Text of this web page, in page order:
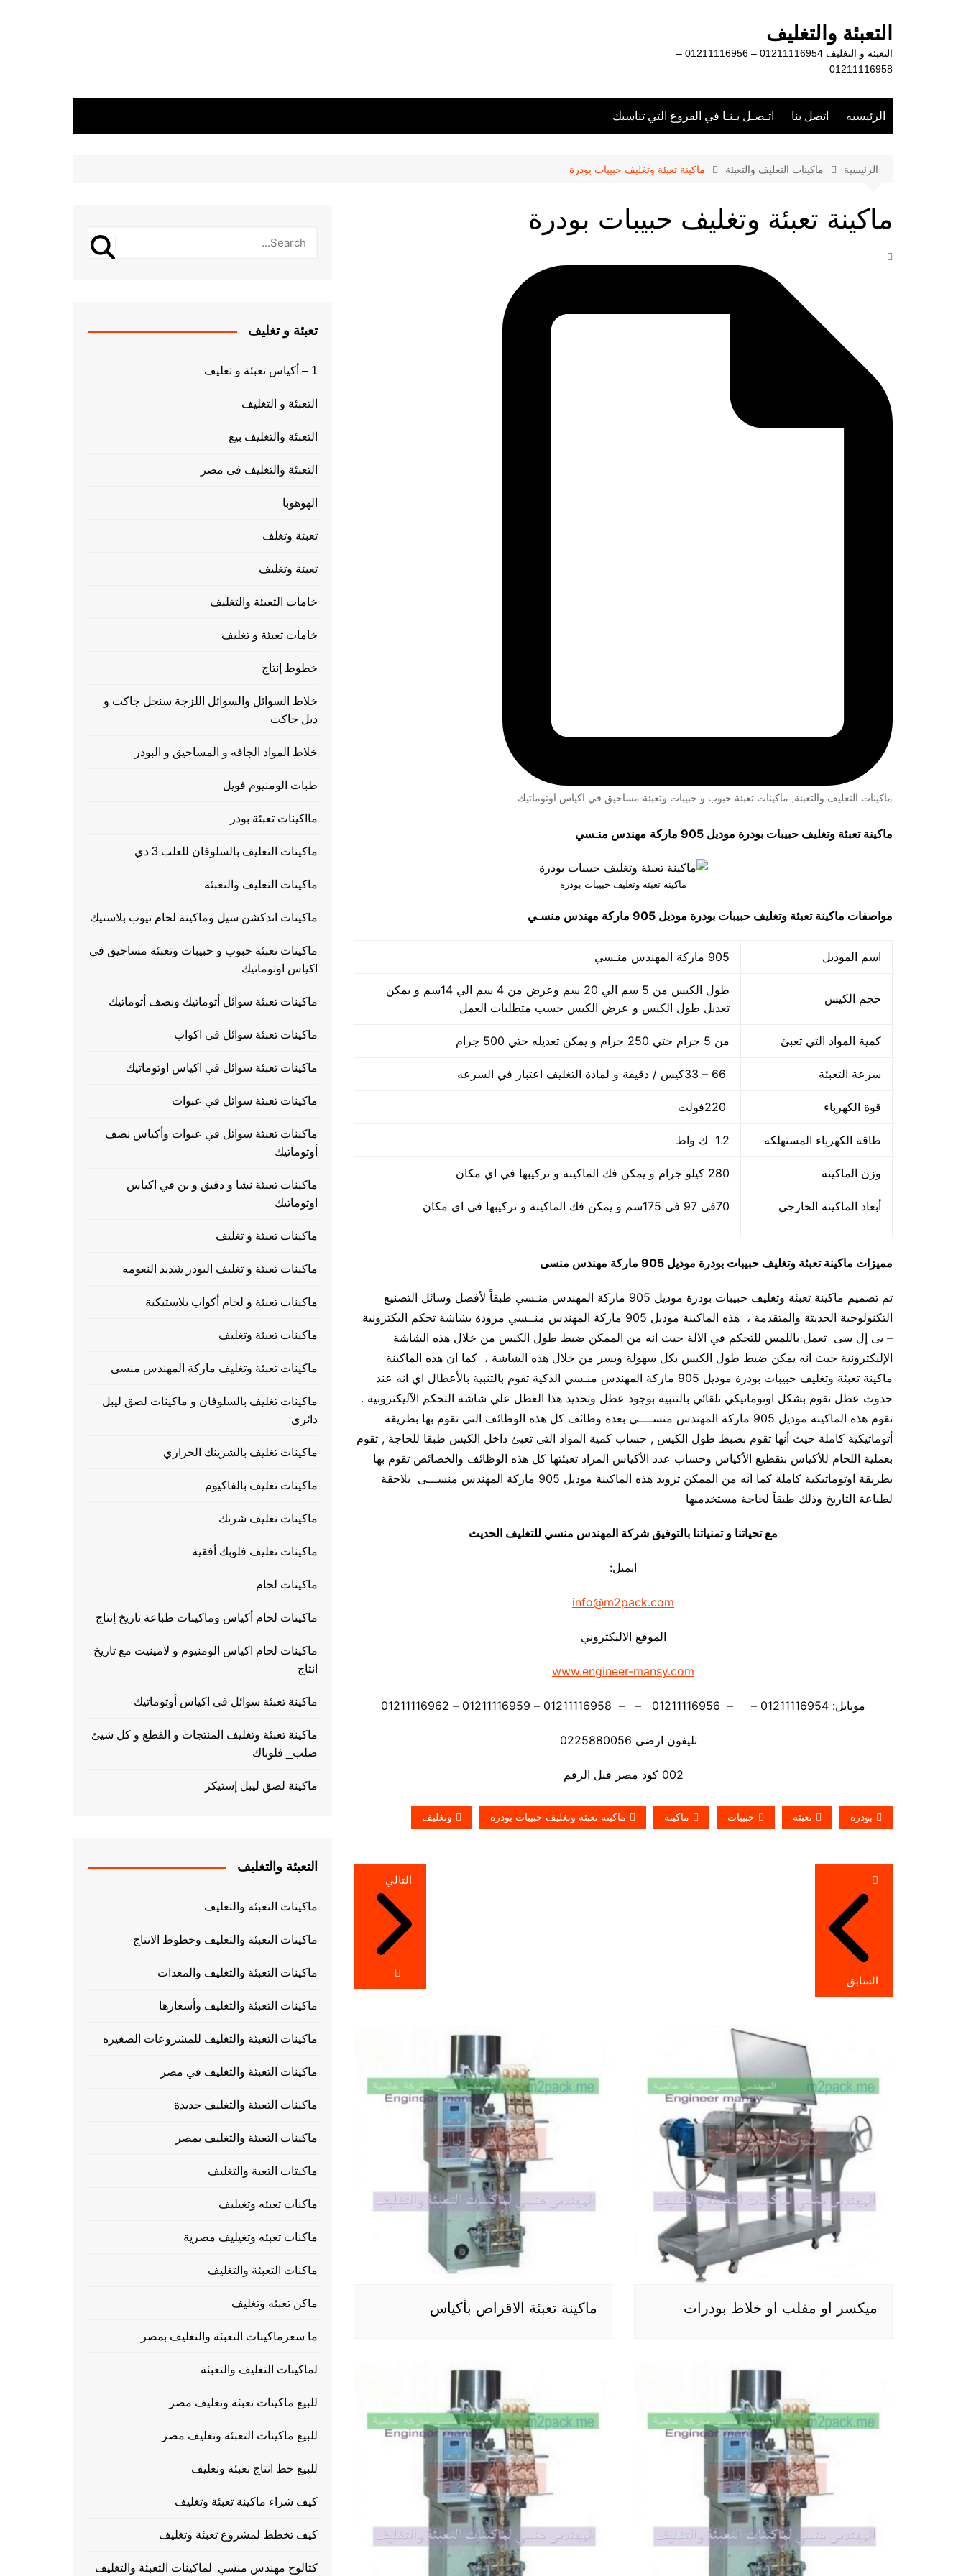
التعبئة والتغليف
التعبئة و التغليف 01211116954 – 01211116956 –
01211116958
الرئيسيه اتصل بنا اتـصـل بـنـا في الفروع التي تناسبك
الرئيسية ماكينات التغليف والتعبئة ماكينة تعبئة وتغليف حبيبات بودرة
ماكينة تعبئة وتغليف حبيبات بودرة
ماكينات التغليف والتعبئة ماكينات تعبئة حبوب و حبيبات وتعبئة مساحيق في اكياس اوتوماتيك
ماكينة تعبئة وتغليف حبيبات بودرة موديل 905 ماركة مهندس منـسي
ماكينة تعبئة وتغليف حبيبات بودرة
مواصفات ماكينة تعبئة وتغليف حبيبات بودرة موديل 905 ماركة مهندس منسـي
اسم الموديل 905 ماركة المهندس منـسي
حجم الكيس
طول الكيس من 5 سم الي 20 سم وعرض من 4 سم الي 14سم و يمكن
تعديل طول الكيس و عرض الكيس حسب متطلبات العمل
كمية المواد التي تعبئ من 5 جرام حتي 250 جرام و يمكن تعديله حتي 500 جرام
سرعة التعبئة
قوة الكهرباء
طاقة الكهرباء المستهلكه 1.2 ك واط
وزن الماكينة 280 كيلو جرام و يمكن فك الماكينة و تركيبها في اي مكان
أبعاد الماكينة الخارجي 70فى 97 فى 175سم و يمكن فك الماكينة و تركيبها في اي مكان
مميزات ماكينة تعبئة وتغليف حبيبات بودرة موديل 905 ماركة مهندس منسى
تم تصميم ماكينة تعبئة وتغليف حبيبات بودرة موديل 905 ماركة المهندس منـسي طبقاً لأفضل وسائل التصنيع
التكنولوجية الحديثة والمتقدمة ، هذه الماكينة موديل 905 ماركة المهندس منــسي مزودة بشاشة تحكم اليكترونية
– بى إل سى تعمل باللمس للتحكم في الآلة حيث انه من الممكن ضبط طول الكيس من خلال هذه الشاشة
الإليكترونية حيث انه يمكن ضبط طول الكيس بكل سهولة ويسر من خلال هذه الشاشة ، كما ان هذه الماكينة
ماكينة تعبئة وتغليف حبيبات بودرة موديل 905 ماركة المهندس منـسي الذكية تقوم بالتنبية بالأعطال اي انه عند
حدوث عطل تقوم بشكل اوتوماتيكي تلقائي بالتنبية بوجود عطل وتحديد هذا العطل علي شاشة التحكم الآليكترونية .
تقوم هذه الماكينة موديل 905 ماركة المهندس منســــي بعدة وظائف كل هذه الوظائف التي تقوم بها بطريقة
أتوماتيكية كاملة حيث أنها تقوم بضبط طول الكيس , حساب كمية المواد التي تعبئ داخل الكيس طبقا للحاجة , تقوم
بعملية اللحام للأكياس بتقطيع الأكياس وحساب عدد الأكياس المراد تعبئتها كل هذه الوظائف والخصائص تقوم بها
بطريقة اوتوماتيكية كاملة كما انه من الممكن تزويد هذه الماكينة موديل 905 ماركة المهندس منســـى بلاحقة
لطباعة التاريخ وذلك طبقاً لحاجة مستخدميها
مع تحياتنا و تمنياتنا بالتوفيق شركة المهندس منسي للتغليف الحديث
ايميل:
info@m2pack.com
الموقع الاليكتروني
www.engineer-mansy.com
موبايل: 01211116954 – – 01211116956 – – 01211116958 – 01211116959 – 01211116962
تليفون ارضي 0225880056
002 كود مصر قبل الرقم
بودرة تعبئة حبيبات ماكينة ماكينة تعبئة وتغليف حبيبات بودرة وتغليف
تصفّح
المقالات
السابق
التالي
ميكسر او مقلب او خلاط بودرات ماكينة تعبئة الاقراص بأكياس
تعبئة و تغليف
1 – أكياس تعبئة و تغليف
التعبئة و التغليف
التعبئة والتغليف بيع
التعبئة والتغليف فى مصر
الهوهوبا
تعبئة وتغلف
تعبئة وتغليف
خامات التعبئة والتغليف
خامات تعبئة و تغليف
خطوط إنتاج
خلاط السوائل والسوائل اللزجة سنجل جاكت و
دبل جاكت
خلاط المواد الجافه و المساحيق و البودر
طبات الومنيوم فويل
مااكينات تعبئة بودر
ماكينات التغليف بالسلوفان للعلب 3 دي
ماكينات التغليف والتعبئة
ماكينات اندكشن سيل وماكينة لحام تيوب بلاستيك
ماكينات تعبئة حبوب و حبيبات وتعبئة مساحيق في
اكياس اوتوماتيك
ماكينات تعبئة سوائل أتوماتيك ونصف أتوماتيك
ماكينات تعبئة سوائل في اكواب
ماكينات تعبئة سوائل في اكياس اوتوماتيك
ماكينات تعبئة سوائل في عبوات
ماكينات تعبئة سوائل في عبوات وأكياس نصف
أوتوماتيك
ماكينات تعبئة نشا و دقيق و بن في اكياس
اوتوماتيك
ماكينات تعبئة و تغليف
ماكينات تعبئة و تغليف البودر شديد النعومه
ماكينات تعبئة و لحام أكواب بلاستيكية
ماكينات تعبئة وتغليف
ماكينات تعبئة وتغليف ماركة المهندس منسى
ماكينات تغليف بالسلوفان و ماكينات لصق ليبل
دائرى
ماكينات تغليف بالشرينك الحراري
ماكينات تغليف بالفاكيوم
ماكينات تغليف شرنك
ماكينات تغليف فلوبك أفقية
ماكينات لحام
ماكينات لحام أكياس وماكينات طباعة تاريخ إنتاج
ماكينات لحام اكياس الومنيوم و لامينيت مع تاريخ
انتاج
ماكينة تعبئة سوائل فى اكياس أوتوماتيك
ماكينة تعبئة وتغليف المنتجات و القطع و كل شيئ
صلب_ فلوباك
ماكينة لصق ليبل إستيكر
التعبئة والتغليف
ماكينات التعبئة والتغليف
ماكينات التعبئة والتغليف وخطوط الانتاج
ماكينات التعبئة والتغليف والمعدات
ماكينات التعبئة والتغليف وأسعارها
ماكينات التعبئة والتغليف للمشروعات الصغيره
ماكينات التعبئة والتغليف في مصر
ماكينات التعبئة والتغليف جديدة
ماكينات التعبئة والتغليف بمصر
ماكيتات التعبة والتغليف
ماكنات تعبئه وتغيليف
ماكنات تعبئه وتغيليف مصرية
ماكنات التعبئة والتغليف
ماكن تعبئه وتغليف
ما سعرماكينات التعبئة والتغليف بمصر
لماكينات التغليف والتعبئة
للبيع ماكينات تعبئة وتغليف مصر
للبيع ماكينات التعبئة وتغليف مصر
للبيع خط انتاج تعبئة وتغليف
كيف شراء ماكينة تعبئة وتغليف
كيف تخطط لمشروع تعبئة وتغليف
كتالوج مهندس منسي لماكينات التعبئة والتغليف